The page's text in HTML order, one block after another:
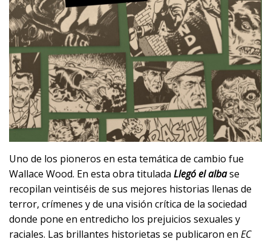
Uno de los pioneros en esta temática de cambio fue
Wallace Wood. En esta obra titulada Llegó el albase
recopilan veintiséis de sus mejores historias llenas de
terror, crímenes y de una visión crítica de la sociedad
donde pone en entredicho los prejuicios sexuales y
raciales. Las brillantes historietas se publicaron en EC